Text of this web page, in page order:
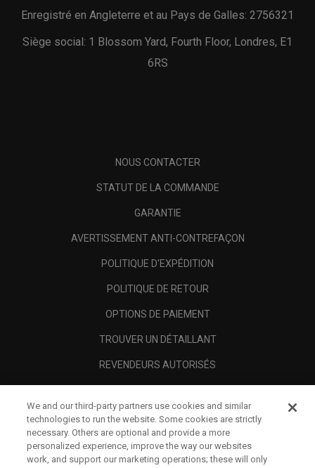
Enregistré en Angleterre et au Pays de Galles: 2756321
Siège social: 1 Blossom Yard, Fourth Floor, Londres, E1
6RS
NOUS CONTACTER
STATUT DE LA COMMANDE
GARANTIE
AVERTISSEMENT ANTI-CONTREFAÇON
POLITIQUE D'EXPÉDITION
POLITIQUE DE RETOUR
OPTIONS DE PAIEMENT
TROUVER UN DÉTAILLANT
REVENDEURS AUTORISÉS
A PROPOS
MENTIONS LÉGALES
We and our third-party partners use cookies and similar
technologies to run the website. Some cookies are strictly
necessary. Others are optional and provide a more
personalized experience, improve the way our websites
work, and support our marketing operations; these will only